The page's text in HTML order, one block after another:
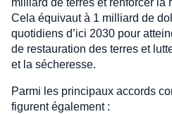
milliard de terres et renforcer la
Cela équivaut à 1 milliard de
quotidiens d’ici 2030 pour
de restauration des terres et
et la sécheresse.
Parmi les principaux accords
figurent également :